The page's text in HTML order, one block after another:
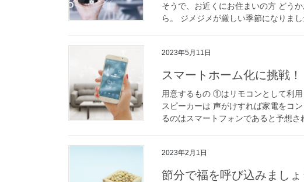
そうで、お近くにお住まいの方 どう
ら。 ジメジメが厳しい季節になりま
2023年5月11日
スマートホーム化に挑戦
用意するもの ①はリモコンとして利
スピーカーは 声がけすれば家電をコ
るのはスマートフォンであると予想
2023年2月1日
節分で福を呼び込みましょ